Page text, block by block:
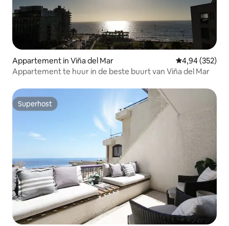
Appartement in Viña del Mar Gemiddelde
4,94 (352)
Appartement te huur in de beste buurt van Viña del Mar
Superhost
Superhost